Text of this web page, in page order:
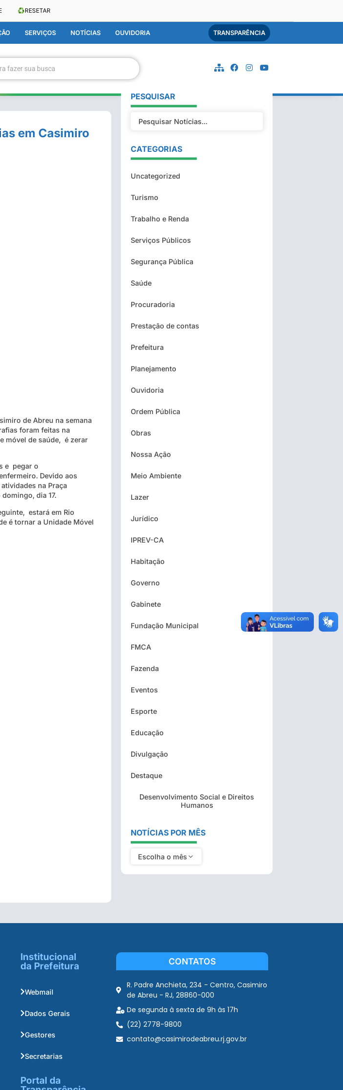
♻️RESETAR
SERVIÇOS NOTÍCIAS OUVIDORIA TRANSPARÊNCIA
fazer sua busca
em Casimiro
de Abreu na semana
foram feitas na
móvel de saúde, é zerar
e pegar o
Devido aos
na Praça
dia 17.
estará em Rio
é tornar a Unidade Móvel
PESQUISAR
CATEGORIAS
Uncategorized
Turismo
Trabalho e Renda
Serviços Públicos
Segurança Pública
Saúde
Procuradoria
Prestação de contas
Prefeitura
Planejamento
Ouvidoria
Ordem Pública
Obras
Nossa Ação
Meio Ambiente
Lazer
Jurídico
IPREV-CA
Habitação
Governo
Gabinete
Fundação Municipal
FMCA
Fazenda
Eventos
Esporte
Educação
Divulgação
Destaque
Desenvolvimento Social e Direitos
Humanos
NOTÍCIAS POR MÊS
Escolha o mês
Institucional
da Prefeitura
Webmail
Dados Gerais
Gestores
Secretarias
Portal da
CONTATOS
R. Padre Anchieta, 234 - Centro, Casimiro
de Abreu - RJ, 28860-000
De segunda à sexta de 9h às 17h
(22) 2778-9800
contato@casimirodeabreu.rj.gov.br